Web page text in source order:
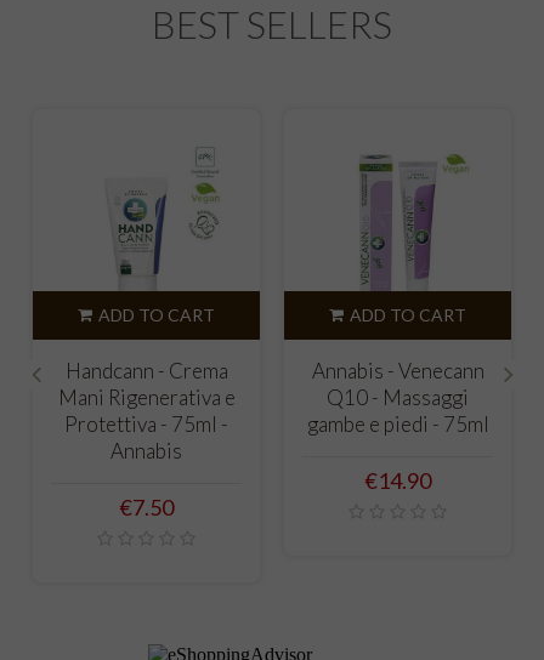
BEST SELLERS
ADD TO CART
Handcann - Crema
Mani Rigenerativa e
Protettiva - 75ml -
Annabis
Price
€7.50
ADD TO CART
Annabis - Venecann
Q10 - Massaggi
gambe e piedi - 75ml
Price
€14.90